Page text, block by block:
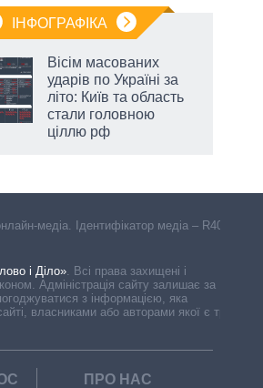
ІНФОГРАФІКА
Вісім масованих
ударів по Україні за
літо: Київ та область
стали головною
ціллю рф
медіа. Ідентифікатор медіа – R40-
і Діло» Всі права захищені і
Адміністрація сайту залишає за
з інформацією, яка
власниками або авторами якої є треті
ПРО НАС